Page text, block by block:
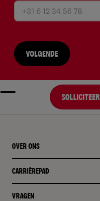
VOLGENDE
SOLLICITEER
OVER ONS
CARRIÈREPAD
VRAGEN